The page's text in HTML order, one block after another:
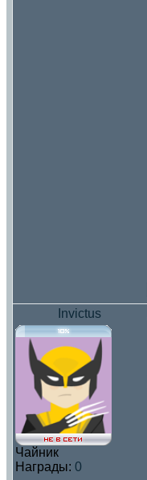
Invictus
Чайник
Награды: 0